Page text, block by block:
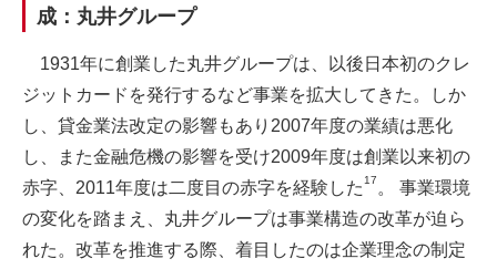
成：丸井グループ
1931年に創業した丸井グループは、以後日本初のクレ
ジットカードを発行するなど事業を拡大してきた。しか
し、貸金業法改定の影響もあり2007年度の業績は悪化
し、また金融危機の影響を受け2009年度は創業以来初の
赤字、2011年度は二度目の赤字を経験した 17 。 事業環境
の変化を踏まえ、丸井グループは事業構造の改革が迫ら
れた。改革を推進する際、着目したのは企業理念の制定